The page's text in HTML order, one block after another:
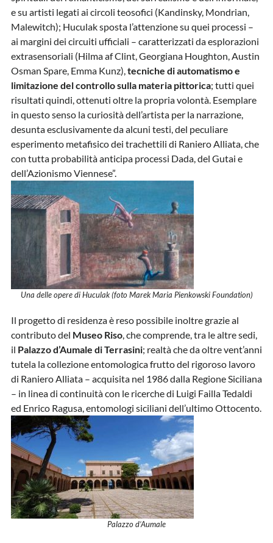
e su artisti legati ai circoli teosofici (Kandinsky, Mondrian,
Malewitch); Huculak sposta l’attenzione su quei processi –
ai margini dei circuiti ufficiali – caratterizzati da esplorazioni
extrasensoriali (Hilma af Clint, Georgiana Houghton, Austin
Osman Spare, Emma Kunz),tecniche di automatismo e
limitazione del controllo sulla materia pittorica; tutti quei
risultati quindi, ottenuti oltre la propria volontà. Esemplare
in questo senso la curiosità dell’artista per la narrazione,
desunta esclusivamente da alcuni testi, del peculiare
esperimento metafisico dei trachettili di Raniero Alliata, che
con tutta probabilità anticipa processi Dada, del Gutai e
dell’Azionismo Viennese”.
Una delle opere di Huculak (foto Marek Maria Pienkowski Foundation)
Il progetto di residenza è reso possibile inoltre grazie al
contributo del Museo Riso, che comprende, tra le altre sedi,
il Palazzo d’Aumale di Terrasini; realtà che da oltre vent’anni
tutela la collezione entomologica frutto del rigoroso lavoro
di Raniero Alliata – acquisita nel 1986 dalla Regione Siciliana
– in linea di continuità con le ricerche di Luigi Failla Tedaldi
ed Enrico Ragusa, entomologi siciliani dell’ultimo Ottocento.
Palazzo d’Aumale